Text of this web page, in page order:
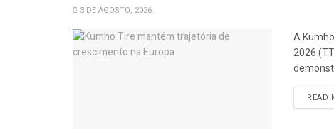
3 DE AGOSTO, 2026
A
2026
READ